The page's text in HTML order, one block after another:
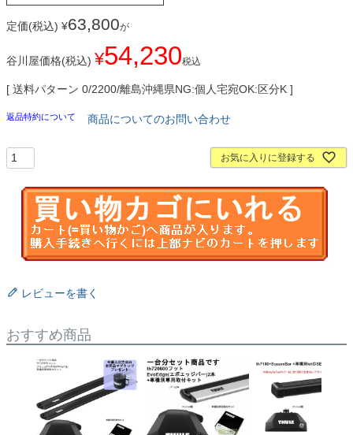
定価(税込) ¥63,800が
谷川屋価格(税込) ¥54,230税込
送料パターン 0/2200/離島沖縄県NG:個人宅宛OK:区分K
返品特約について 商品についてのお問い合わせ
お気に入りに登録する
レビューを書く
おすすめ商品